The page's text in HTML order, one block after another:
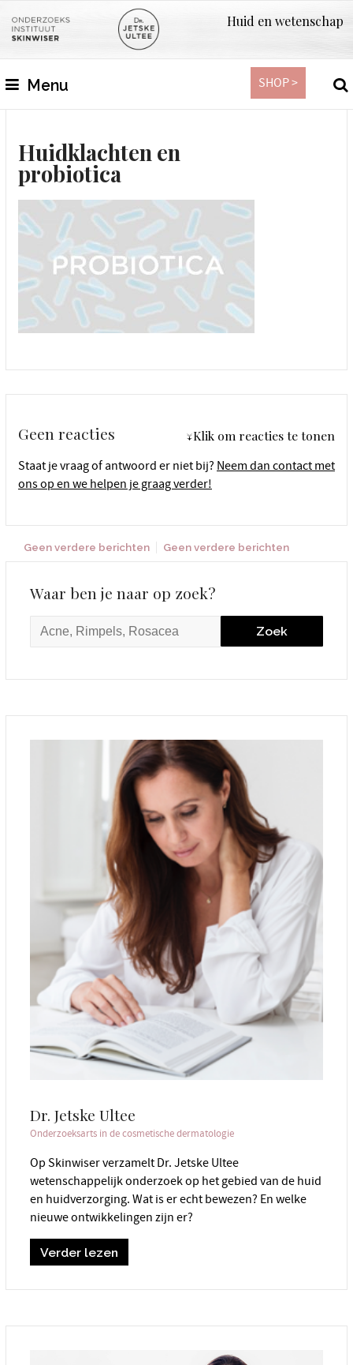
Huid en wetenschap
Menu SHOP >
Huidklachten en
probiotica
Geen reacties ↓Klik om reacties te tonen
Staat je vraag of antwoord er niet bij? Neem dan contact met
ons op en we helpen je graag verder!
Geen verdere berichten Geen verdere berichten
Waar ben je naar op zoek?
Dr. Jetske Ultee
Onderzoeksarts in de cosmetische dermatologie
Op Skinwiser verzamelt Dr. Jetske Ultee
wetenschappelijk onderzoek op het gebied van de huid
en huidverzorging. Wat is er echt bewezen? En welke
nieuwe ontwikkelingen zijn er?
Verder lezen